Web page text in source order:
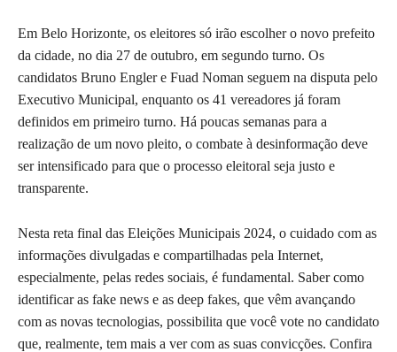
Em Belo Horizonte, os eleitores só irão escolher o novo prefeito
da cidade, no dia 27 de outubro, em segundo turno. Os
candidatos Bruno Engler e Fuad Noman seguem na disputa pelo
Executivo Municipal, enquanto os 41 vereadores já foram
definidos em primeiro turno. Há poucas semanas para a
realização de um novo pleito, o combate à desinformação deve
ser intensificado para que o processo eleitoral seja justo e
transparente.
Nesta reta final das Eleições Municipais 2024, o cuidado com as
informações divulgadas e compartilhadas pela Internet,
especialmente, pelas redes sociais, é fundamental. Saber como
identificar as fake news e as deep fakes, que vêm avançando
com as novas tecnologias, possibilita que você vote no candidato
que, realmente, tem mais a ver com as suas convicções. Confira